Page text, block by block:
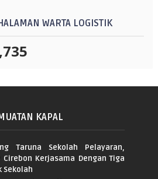
WARTA LOGISTIK
KAPAL
Taruna Sekolah Pelayaran,
Cirebon Kerjasama Dengan Tiga
Sekolah